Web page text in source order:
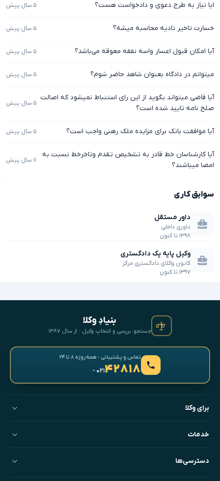
ایا نیاز به طرح دعوی و دادخواست هست؟ ۵ سال پیش
خسارت تاخیر تادیه محاسبه میشه؟ ۵ سال پیش
آیا امکان قبول اعسار واسه نفقه معوقه می‌باشد؟ ۵ سال پیش
میتوانم در دادگاه بعنوان شاهد حاضر شوم؟ ۵ سال پیش
آیا قاضی میتواند بگوید از این رای استنباط نمیشود که اصالت
صلح نامه تایید شده است؟
۵ سال پیش
آیا موافقت بانک برای مزایده ملک رهنی واجب است؟ ۵ سال پیش
آیا کارشناسان خط قادر به تشخیص تقدم وتاخرخط نسبت به
امضا میباشند؟
۱۱ سال پیش
سوابق کاری
داور مستقل
داوری داخلی
۱۳۹۸ تا کنون
وکیل پایه یک دادگستری
کانون وکلای دادگستری مرکز
۱۳۹۷ تا کنون
بنیادِ وکلا
جستجو، بررسی و انتخابِ وکیل · از سال ۱۳۸۷
تماس و پشتیبانی · همه‌روزه ۸ تا ۲۴
۴۲۸۱۸- ۰۲۱
برای وکلا
خدمات
دسترسی‌ها